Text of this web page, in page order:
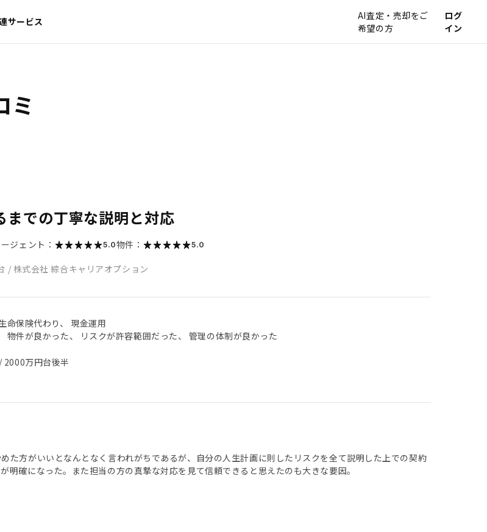
サービス
AI査定・売却をご
希望の方
ログ
イン
ミ
までの丁寧な説明と対応
ジェント： 5.0物件： 5.0
/ 株式会社 綜合キャリアオプション
命保険代わり、 現金運用
物件が良かった、 リスクが許容範囲だった、 管理の体制が良かった
2000万円台後半
た方がいいとなんとなく言われがちであるが、自分の人生計画に則したリスクを全て説明した上での契約
明確になった。また担当の方の真摯な対応を見て信頼できると思えたのも大きな要因。